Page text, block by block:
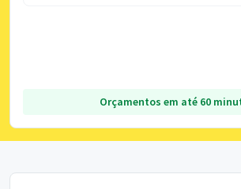
Orçamentos em até 60